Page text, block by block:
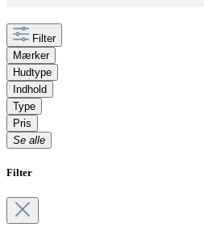
Filter
Mærker
Hudtype
Indhold
Type
Pris
Se alle
Filter